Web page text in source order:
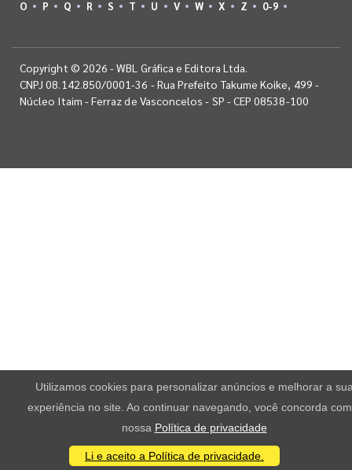
O
P Q R S T U V W X Z 0-9
Copyright © 2026 - WBL Gráfica e Editora Ltda.
CNPJ 08.142.850/0001-36 - Rua Prefeito Takume Koike, 499 -
Núcleo Itaim - Ferraz de Vasconcelos - SP - CEP 08538-100
Utilizamos cookies para personalizar anúncios e melhorar a
experiência no site. Ao continuar navegando, você concorda
nossa Política de privacidade
Li e aceito a Política de privacidade.